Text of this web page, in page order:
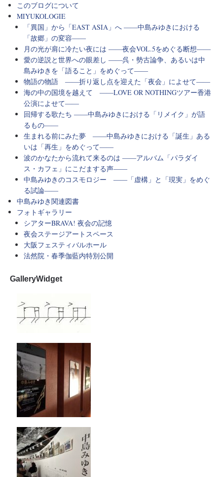
このブログについて
MIYUKOLOGIE
「異国」から「EAST ASIA」へ ――中島みゆきにおける
「故郷」の変容――
月の光が肩に冷たい夜には ――夜会VOL.5をめぐる断想――
愛の逆説と世界への眼差し ――呉・勢古論争、あるいは中
島みゆきを「語ること」をめぐって――
物語の物語 ――折り返し点を迎えた「夜会」によせて――
海の中の国境を越えて ――LOVE OR NOTHINGツアー香港
公演によせて――
回帰する歌たち ――中島みゆきにおける「リメイク」が語
るもの――
生まれる前にみた夢 ――中島みゆきにおける「誕生」ある
いは「再生」をめぐって――
波のかなたから流れて来るのは ――アルバム「パラダイ
ス・カフェ」にこだまする声――
中島みゆきのコスモロジー ――「虚構」と「現実」をめぐ
る試論――
中島みゆき関連図書
フォトギャラリー
シアターBRAVA! 夜会の記憶
夜会ステージアートスペース
大阪フェスティバルホール
法然院・春季伽藍内特別公開
GalleryWidget